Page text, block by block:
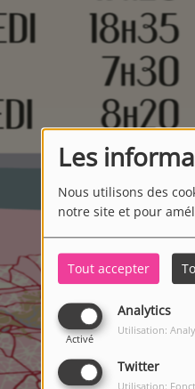
Les
Nous utilisons des
notre site et pour
Tout accepter
Analytics
Activé
Utilisation:
Twitter
Utilisation: